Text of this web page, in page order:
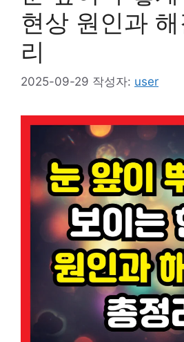
현상 원인과
리
2025-09-29 작성자: user